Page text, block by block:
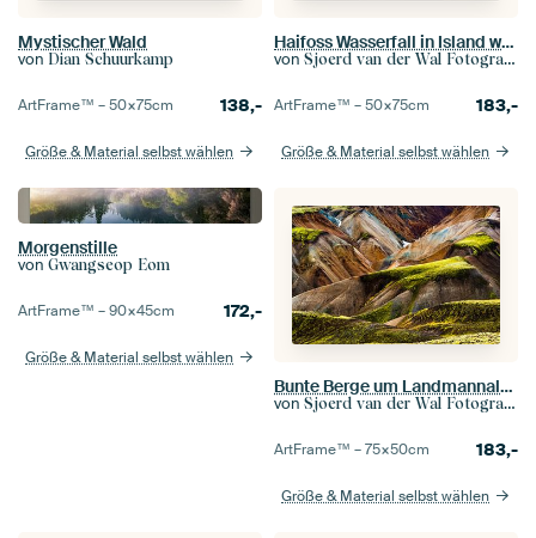
Mystischer Wald
von Dian Schuurkamp
ArtFrame™ –50×75cm 138,-
Größe & Material selbst wählen
Haifoss Wasserfall in Island während eines dunklen stürmischen Tages
von Sjoerd van der Wal Fotografie
ArtFrame™ –50×75cm 183,-
Größe & Material selbst wählen
Morgenstille
von Gwangseop Eom
ArtFrame™ –90×45cm 172,-
Größe & Material selbst wählen
Bunte Berge um Landmannalaugar in Island
von Sjoerd van der Wal Fotografie
ArtFrame™ –75×50cm 183,-
Größe & Material selbst wählen